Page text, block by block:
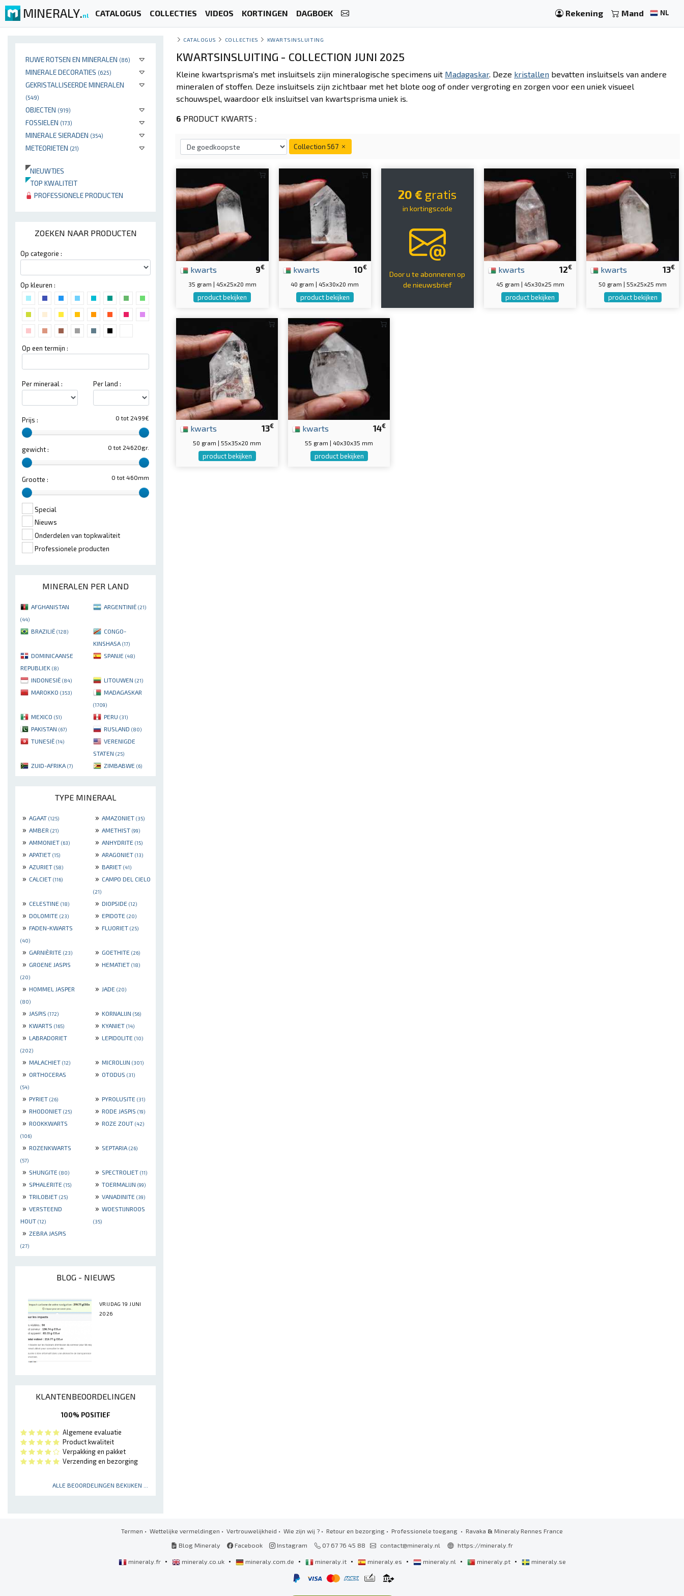
MINERALY.nl CATALOGUS COLLECTIES VIDEOS KORTINGEN DAGBOEK Rekening Mand NL
RUWE ROTSEN EN MINERALEN (86)
MINERALE DECORATIES (625)
GEKRISTALLISEERDE MINERALEN
(549)
OBJECTEN (919)
FOSSIELEN (173)
MINERALE SIERADEN (354)
METEORIETEN (21)
NIEUWTJES
TOP KWALITEIT
PROFESSIONELE PRODUCTEN
ZOEKEN NAAR PRODUCTEN
Op categorie :
Op kleuren :
Op een termijn :
Per mineraal : Per land :
0 tot 2499€
Prijs :
0 tot 24620gr.
gewicht :
0 tot 460mm
Grootte :
Special
Nieuws
Onderdelen van topkwaliteit
Professionele producten
MINERALEN PER LAND
AFGHANISTAN
(44)
ARGENTINIË (21)
BRAZILIË (128)
CONGO-
KINSHASA (17)
DOMINICAANSE
REPUBLIEK (8)
SPANJE (48)
INDONESIË (84) LITOUWEN (21)
MAROKKO (353) MADAGASKAR
(1709)
MEXICO (51) PERU (31)
PAKISTAN (67) RUSLAND (80)
TUNESIË (14)
VERENIGDE
STATEN (25)
ZUID-AFRIKA (7) ZIMBABWE (6)
TYPE MINERAAL
» AGAAT (125) » AMAZONIET (35)
» AMBER (21) » AMETHIST (99)
» AMMONIET (63) » ANHYDRITE (15)
» APATIET (15) » ARAGONIET (13)
» AZURIET (58) » BARIET (41)
» CALCIET (116) » CAMPO DEL CIELO
(21)
» CELESTINE (18) » DIOPSIDE (12)
» DOLOMITE (23) » EPIDOTE (20)
» FADEN-KWARTS
(40)
» FLUORIET (25)
» GARNIÈRITE (23) » GOETHITE (26)
» GROENE JASPIS
(20)
» HEMATIET (18)
» HOMMEL JASPER
(80)
» JADE (20)
» JASPIS (172) » KORNALIJN (56)
» KWARTS (165) » KYANIET (14)
» LABRADORIET
(202)
» LEPIDOLITE (10)
» MALACHIET (12) » MICROLIJN (301)
» ORTHOCERAS
(54)
» OTODUS (31)
» PYRIET (26) » PYROLUSITE (31)
» RHODONIET (25) » RODE JASPIS (19)
» ROOKKWARTS
(106)
» ROZE ZOUT (42)
» ROZENKWARTS
(57)
» SEPTARIA (26)
» SHUNGITE (80) » SPECTROLIET (11)
» SPHALERITE (15) » TOERMALIJN (99)
» TRILOBIET (25) » VANADINITE (39)
» VERSTEEND
HOUT (12)
» WOESTIJNROOS
(35)
» ZEBRA JASPIS
(27)
BLOG - NIEUWS
VRIJDAG 19 JUNI
2026
KLANTENBEOORDELINGEN
100% POSITIEF
Algemene evaluatie
Product kwaliteit
Verpakking en pakket
Verzending en bezorging
ALLE BEOORDELINGEN BEKIJKEN ...
CATALOGUS COLLECTIES KWARTSINSLUITING
KWARTSINSLUITING - COLLECTION JUNI 2025
Kleine kwartsprisma's met insluitsels zijn mineralogische specimens uit Madagaskar. Deze kristallen bevatten insluitsels van andere
mineralen of stoffen. Deze insluitsels zijn zichtbaar met het blote oog of onder vergroting en zorgen voor een uniek visueel
schouwspel, waardoor elk insluitsel van kwartsprisma uniek is.
6 PRODUCT KWARTS :
Collection 567
9€
kwarts
35 gram | 45x25x20 mm
product bekijken
10€
kwarts
40 gram | 45x30x20 mm
product bekijken
20 € gratis
in kortingscode
Door u te abonneren op
de nieuwsbrief
12€
kwarts
45 gram | 45x30x25 mm
product bekijken
13€
kwarts
50 gram | 55x25x25 mm
product bekijken
13€
kwarts
50 gram | 55x35x20 mm
product bekijken
14€
kwarts
55 gram | 40x30x35 mm
product bekijken
Termen • Wettelijke vermeldingen • Vertrouwelijkheid • Wie zijn wij ? • Retour en bezorging • Professionele toegang • Ravaka & Mineraly Rennes France
Blog Mineraly
Facebook Instagram 07 67 76 45 88 contact@mineraly.nl https://mineraly.fr
mineraly.fr • mineraly.co.uk • mineraly.com.de • mineraly.it • mineraly.es • mineraly.nl • mineraly.pt • mineraly.se